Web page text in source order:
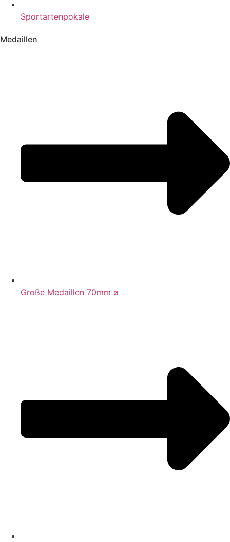
Sportartenpokale
Medaillen
Große Medaillen 70mm ø